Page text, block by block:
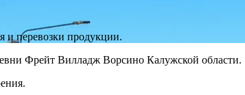
и перевозки продукции.
Фрейт Вилладж Ворсино Калужской области.